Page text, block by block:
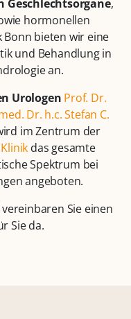
Geschlechtsorgane,
hormonellen
Bonn bieten wir eine
und Behandlung in
an.
Urologen Prof. Dr.
Dr. h.c. Stefan C.
im Zentrum der
das gesamte
Spektrum bei
angeboten.
Sie einen
Sie da.